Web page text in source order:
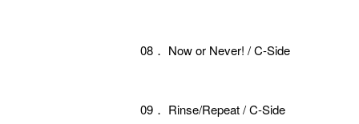
08． Now or Never! / C-Side
09． Rinse/Repeat / C-Side